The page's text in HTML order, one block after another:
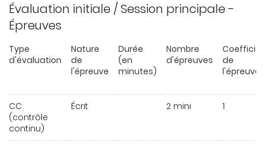
Évaluation initiale / Session principale -
Épreuves
Type
d'évaluation
Nature
de
l'épreuve
Durée
(en
minutes)
Nombre
d'épreuves
de
l'épreuve
CC
(contrôle
continu)
Écrit 2 mini 1